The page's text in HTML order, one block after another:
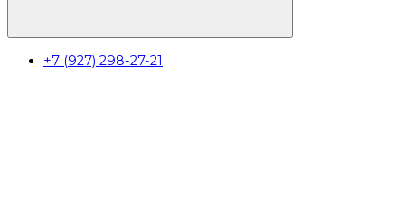
+7 (927) 298-27-21